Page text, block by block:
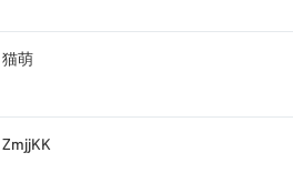
猫萌
ZmjjKK